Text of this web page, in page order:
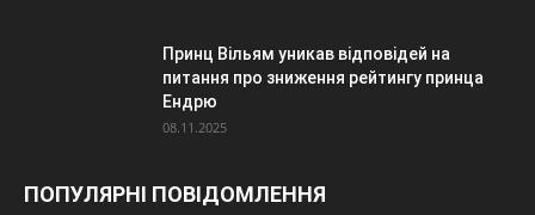
Принц Вільям уникав відповідей на
питання про зниження рейтингу принца
Ендрю
08.11.2025
ПОПУЛЯРНІ ПОВІДОМЛЕННЯ